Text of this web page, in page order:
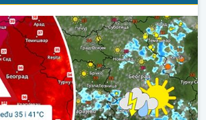
Neznatno svežije u subotu. . .